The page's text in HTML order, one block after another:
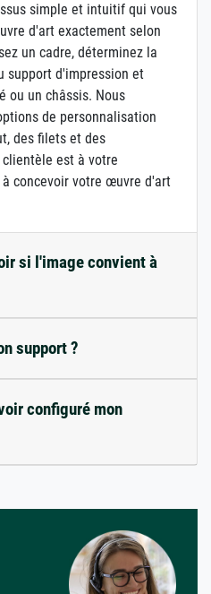
simple et intuitif qui vous
d'art exactement selon
un cadre, déterminez la
support d'impression et
ou un châssis. Nous
de personnalisation
des filets et des
est à votre
concevoir votre œuvre d'art
si l'image convient à
support ?
configuré mon